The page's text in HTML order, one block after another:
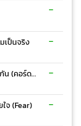
-
เป็นจริง -
ไหนว่าจะไม่หลอกกัน (คอร์ด ง่ายๆ) -
ใจ (Fear) -